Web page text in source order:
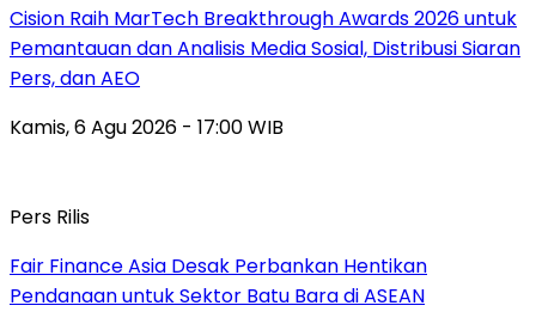
Cision Raih MarTech Breakthrough Awards 2026 untuk
Pemantauan dan Analisis Media Sosial, Distribusi Siaran
Pers, dan AEO
Kamis, 6 Agu 2026 - 17:00 WIB
Pers Rilis
Fair Finance Asia Desak Perbankan Hentikan
Pendanaan untuk Sektor Batu Bara di ASEAN